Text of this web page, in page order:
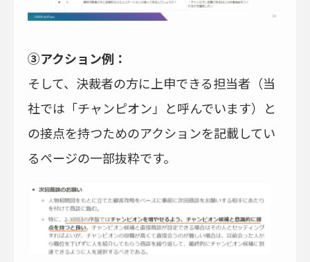
③アクション例：
そして、決裁者の方に上申できる担当者（当
社では「チャンピオン」と呼んでいます）と
の接点を持つためのアクションを記載してい
るページの一部抜粋です。